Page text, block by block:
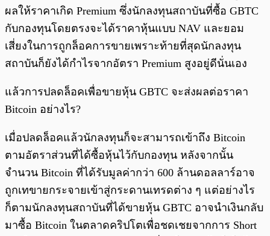
ผลให้ราคาเกิด Premium ซึ่งนักลงทุนสถาบันที่ซื้อ GBTC
กับกองทุนโดยตรงจะได้ราคาหุ้นแบบ NAV และยอม
เสี่ยงในการถูกล็อคการขายเพราะท้ายที่สุดนักลงทุน
สถาบันก็ยังได้กำไรจากอัตรา Premium สูงอยู่ดีนั่นเอง
แล้วการปลดล็อคเพื่อขายหุ้น GBTC จะส่งผลต่อราคา
Bitcoin อย่างไร?
เมื่อปลดล็อคแล้วนักลงทุนก็จะสามารถเข้าถึง Bitcoin
ตามอัตราส่วนที่ได้ซื้อหุ้นไว้กับกองทุน หลังจากนั้น
จำนวน Bitcoin ที่ได้รับมูลค่ากว่า 600 ล้านดอลลาร์อาจ
ถูกเทขายกระจายเข้าสู่กระดานเทรดต่าง ๆ แต่อย่างไร
ก็ตามนักลงทุนสถาบันที่ได้ขายหุ้น GBTC อาจนำเงินกลับ
มาซื้อ Bitcoin ในตลาดคริปโตเพื่อชดเชยจากการ Short